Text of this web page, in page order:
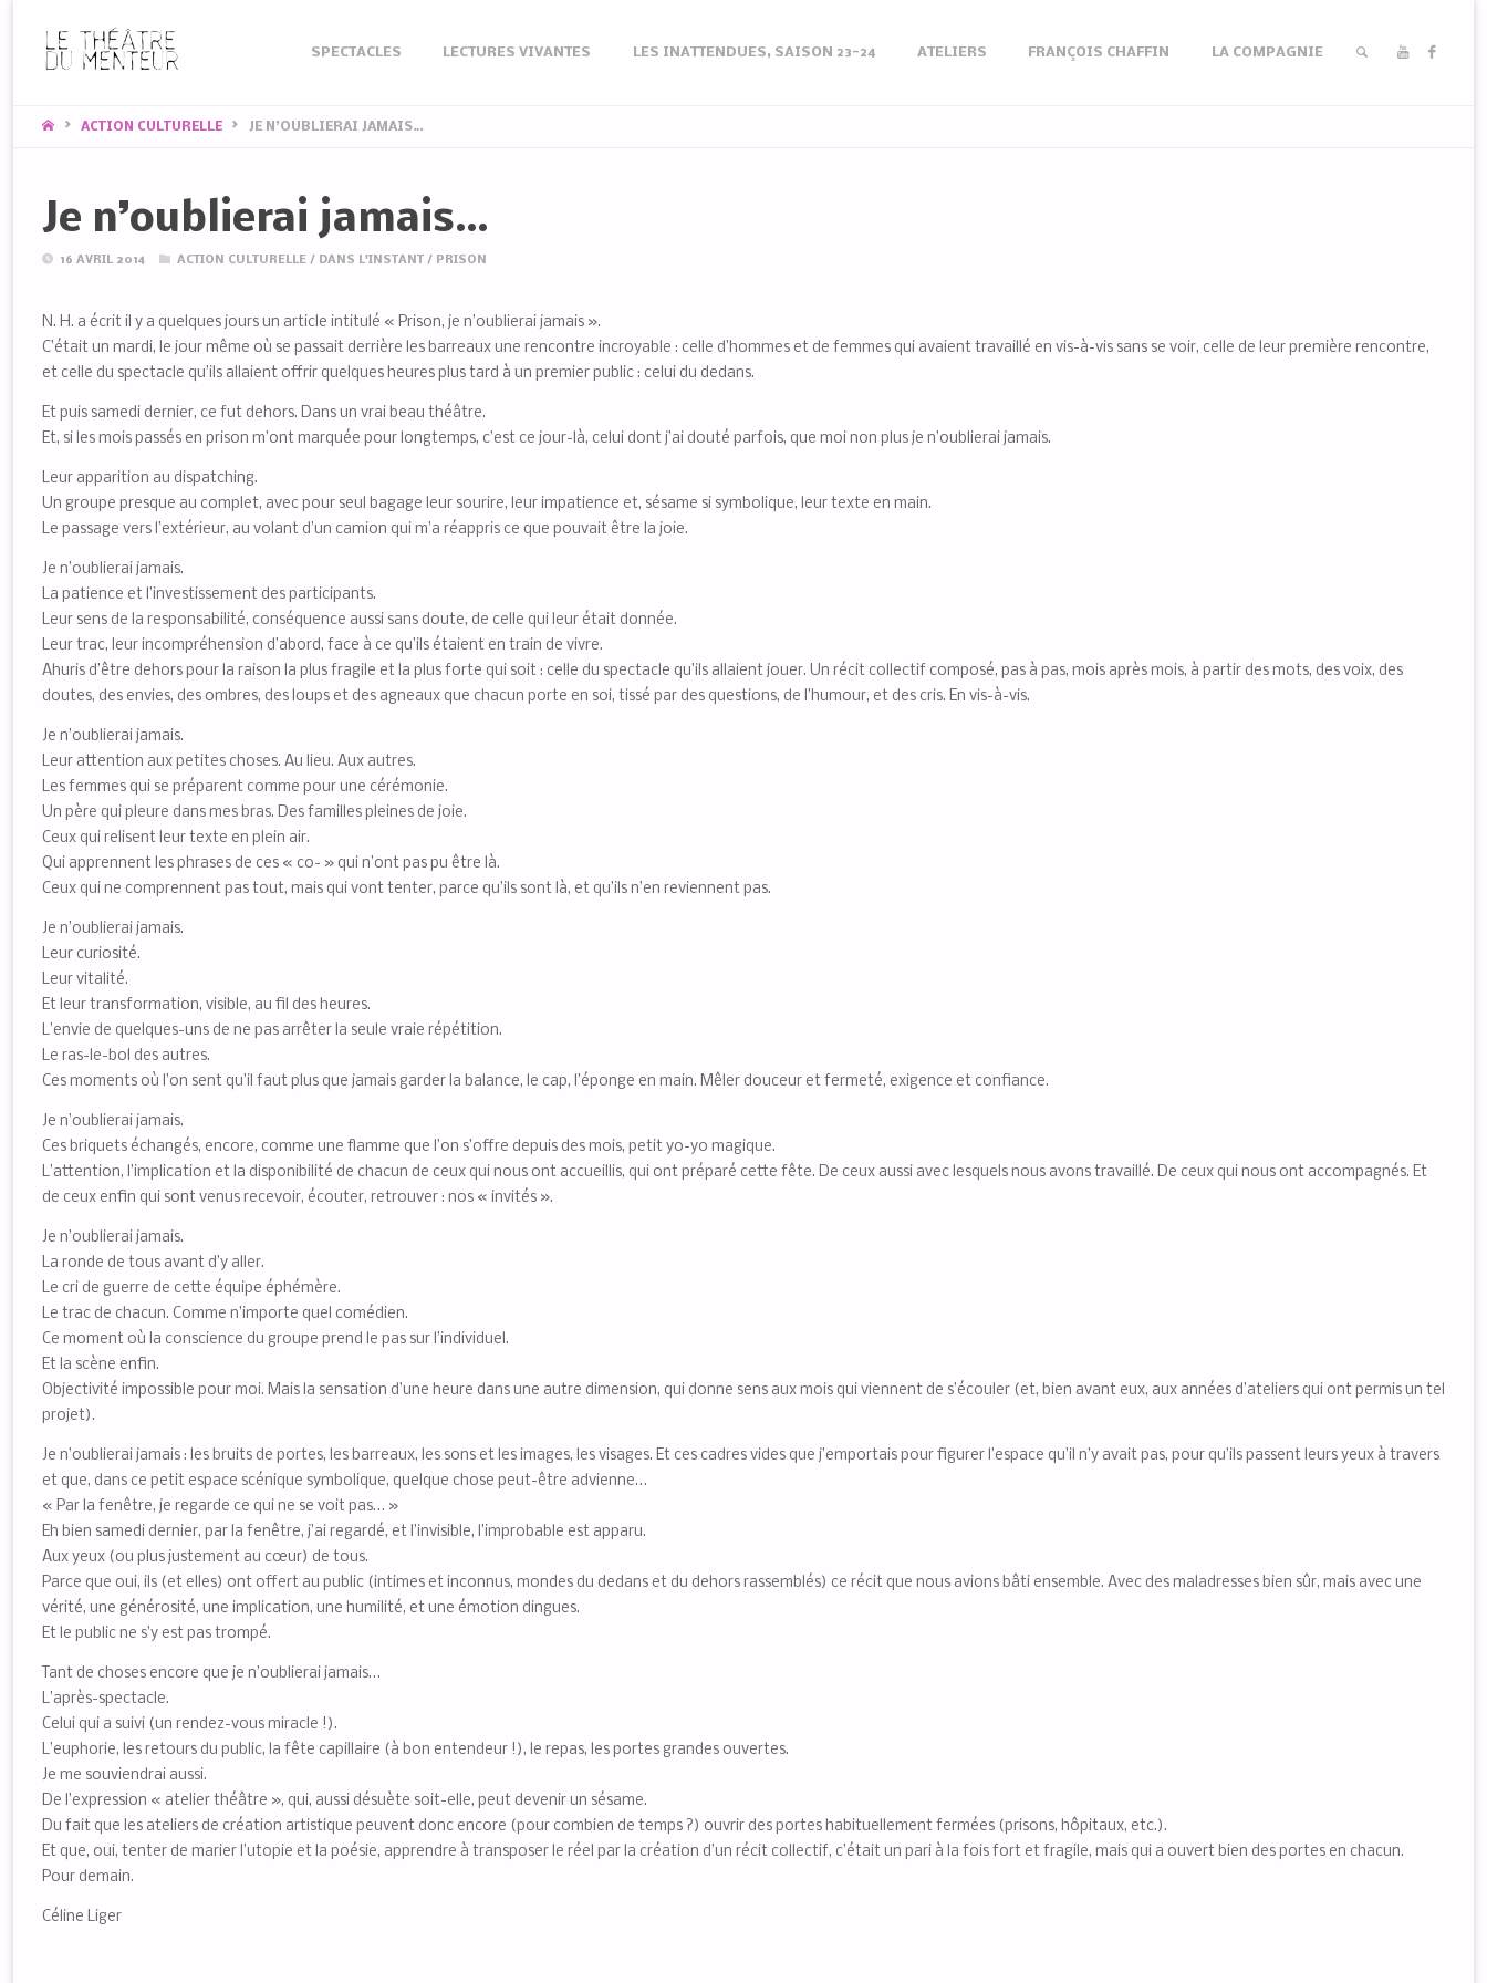
content
SPECTACLES LECTURES VIVANTES LES INATTENDUES, SAISON 23-24 ATELIERS FRANÇOIS CHAFFIN LA COMPAGNIE
HOMEACTION CULTURELLE JE N’OUBLIERAI JAMAIS…
Je n’oublierai jamais…
16 AVRIL 2014 ACTION CULTURELLE/ DANS L'INSTANT / PRISON
N. H. a écrit il y a quelques jours un article intitulé « Prison, je n’oublierai jamais ».
C’était un mardi, le jour même où se passait derrière les barreaux une rencontre incroyable : celle d’hommes et de femmes qui avaient travaillé en vis-à-vis sans se voir, celle de leur première rencontre,
et celle du spectacle qu’ils allaient offrir quelques heures plus tard à un premier public : celui du dedans.
Et puis samedi dernier, ce fut dehors. Dans un vrai beau théâtre.
Et, si les mois passés en prison m’ont marquée pour longtemps, c’est ce jour-là, celui dont j’ai douté parfois, que moi non plus je n’oublierai jamais.
Leur apparition au dispatching.
Un groupe presque au complet, avec pour seul bagage leur sourire, leur impatience et, sésame si symbolique, leur texte en main.
Le passage vers l’extérieur, au volant d’un camion qui m’a réappris ce que pouvait être la joie.
Je n’oublierai jamais.
La patience et l’investissement des participants.
Leur sens de la responsabilité, conséquence aussi sans doute, de celle qui leur était donnée.
Leur trac, leur incompréhension d’abord, face à ce qu’ils étaient en train de vivre.
Ahuris d’être dehors pour la raison la plus fragile et la plus forte qui soit : celle du spectacle qu’ils allaient jouer. Un récit collectif composé, pas à pas, mois après mois, à partir des mots, des voix, des
doutes, des envies, des ombres, des loups et des agneaux que chacun porte en soi, tissé par des questions, de l’humour, et des cris. En vis-à-vis.
Je n’oublierai jamais.
Leur attention aux petites choses. Au lieu. Aux autres.
Les femmes qui se préparent comme pour une cérémonie.
Un père qui pleure dans mes bras. Des familles pleines de joie.
Ceux qui relisent leur texte en plein air.
Qui apprennent les phrases de ces « co- » qui n’ont pas pu être là.
Ceux qui ne comprennent pas tout, mais qui vont tenter, parce qu’ils sont là, et qu’ils n’en reviennent pas.
Je n’oublierai jamais.
Leur curiosité.
Leur vitalité.
Et leur transformation, visible, au fil des heures.
L’envie de quelques-uns de ne pas arrêter la seule vraie répétition.
Le ras-le-bol des autres.
Ces moments où l’on sent qu’il faut plus que jamais garder la balance, le cap, l’éponge en main. Mêler douceur et fermeté, exigence et confiance.
Je n’oublierai jamais.
Ces briquets échangés, encore, comme une flamme que l’on s’offre depuis des mois, petit yo-yo magique.
L’attention, l’implication et la disponibilité de chacun de ceux qui nous ont accueillis, qui ont préparé cette fête. De ceux aussi avec lesquels nous avons travaillé. De ceux qui nous ont accompagnés. Et
de ceux enfin qui sont venus recevoir, écouter, retrouver : nos « invités ».
Je n’oublierai jamais.
La ronde de tous avant d’y aller.
Le cri de guerre de cette équipe éphémère.
Le trac de chacun. Comme n’importe quel comédien.
Ce moment où la conscience du groupe prend le pas sur l’individuel.
Et la scène enfin.
Objectivité impossible pour moi. Mais la sensation d’une heure dans une autre dimension, qui donne sens aux mois qui viennent de s’écouler (et, bien avant eux, aux années d’ateliers qui ont permis un tel
projet).
Je n’oublierai jamais : les bruits de portes, les barreaux, les sons et les images, les visages. Et ces cadres vides que j’emportais pour figurer l’espace qu’il n’y avait pas, pour qu’ils passent leurs yeux à travers
et que, dans ce petit espace scénique symbolique, quelque chose peut-être advienne…
« Par la fenêtre, je regarde ce qui ne se voit pas… »
Eh bien samedi dernier, par la fenêtre, j’ai regardé, et l’invisible, l’improbable est apparu.
Aux yeux (ou plus justement au cœur) de tous.
Parce que oui, ils (et elles) ont offert au public (intimes et inconnus, mondes du dedans et du dehors rassemblés) ce récit que nous avions bâti ensemble. Avec des maladresses bien sûr, mais avec une
vérité, une générosité, une implication, une humilité, et une émotion dingues.
Et le public ne s’y est pas trompé.
Tant de choses encore que je n’oublierai jamais…
L’après-spectacle.
Celui qui a suivi (un rendez-vous miracle !).
L’euphorie, les retours du public, la fête capillaire (à bon entendeur !), le repas, les portes grandes ouvertes.
Je me souviendrai aussi.
De l’expression « atelier théâtre », qui, aussi désuète soit-elle, peut devenir un sésame.
Du fait que les ateliers de création artistique peuvent donc encore (pour combien de temps ?) ouvrir des portes habituellement fermées (prisons, hôpitaux, etc.).
Et que, oui, tenter de marier l’utopie et la poésie, apprendre à transposer le réel par la création d’un récit collectif, c’était un pari à la fois fort et fragile, mais qui a ouvert bien des portes en chacun.
Pour demain.
Céline Liger